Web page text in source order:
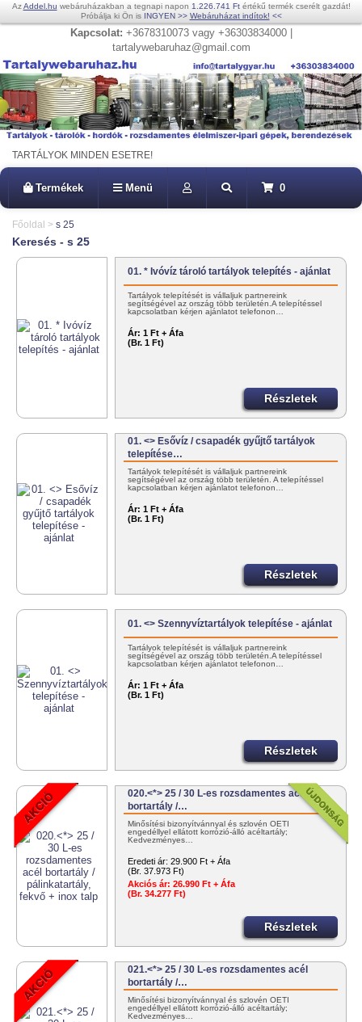
AzAddel.hu webáruházakban a tegnapi napon 1.226.741 Ftértékű termék cserélt gazdát!
Próbálja ki Ön is INGYEN >> Webáruházat indítok! <<
Kapcsolat: +3678310073 vagy +36303834000 |
tartalywebaruhaz@gmail.com
TARTÁLYOK MINDEN ESETRE!
Termékek Menü 0
Főoldal > s 25
Keresés - s 25
01. * Ivóvíz tároló tartályok telepítés - ajánlat
Tartályok telepítését is vállaljuk partnereink
segítségével az ország több területén.A telepítéssel
kapcsolatban kérjen ajánlatot telefonon…
Ár: 1 Ft + Áfa
(Br. 1 Ft)
Részletek
01. <> Esővíz / csapadék gyűjtő tartályok
telepítése…
Tartályok telepítését is vállaljuk partnereink
segítségével az ország több területén. A telepítéssel
kapcsolatban kérjen ajánlatot telefonon…
Ár: 1 Ft + Áfa
(Br. 1 Ft)
Részletek
01. <> Szennyvíztartályok telepítése - ajánlat
Tartályok telepítését is vállaljuk partnereink
segítségével az ország több területén.A telepítéssel
kapcsolatban kérjen ajánlatot telefonon…
Ár: 1 Ft + Áfa
(Br. 1 Ft)
Részletek
020.<*> 25 / 30 L-es rozsdamentes acél
bortartály /…
Minősítési bizonyítvánnyal és szlovén OÉTI
engedéllyel ellátott korrózió-álló acéltartály;
Kedvezményes…
Eredeti ár: 29.900 Ft + Áfa
(Br. 37.973 Ft)
Akciós ár: 26.990 Ft + Áfa
(Br. 34.277 Ft)
Részletek
021.<*> 25 / 30 L-es rozsdamentes acél
bortartály /…
Minősítési bizonyítvánnyal és szlovén OÉTI
engedéllyel ellátott korrózió-álló acéltartály;
Kedvezményes…